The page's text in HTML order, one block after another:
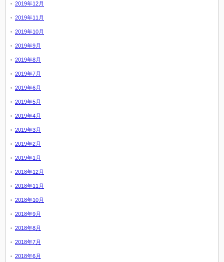
2019年12月
2019年11月
2019年10月
2019年9月
2019年8月
2019年7月
2019年6月
2019年5月
2019年4月
2019年3月
2019年2月
2019年1月
2018年12月
2018年11月
2018年10月
2018年9月
2018年8月
2018年7月
2018年6月